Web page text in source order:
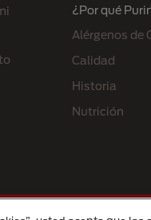
¿Por qué
Alérgenos de
Calidad
Historia
Nutrición